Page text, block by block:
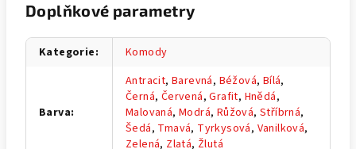
Doplňkové parametry
Kategorie: Komody
Barva:
Antracit,Barevná, Béžová, Bílá,
Černá, Červená,Grafit, Hnědá,
Malovaná,Modrá, Růžová,Stříbrná,
Šedá, Tmavá, Tyrkysová, Vanilková,
Zelená, Zlatá, Žlutá